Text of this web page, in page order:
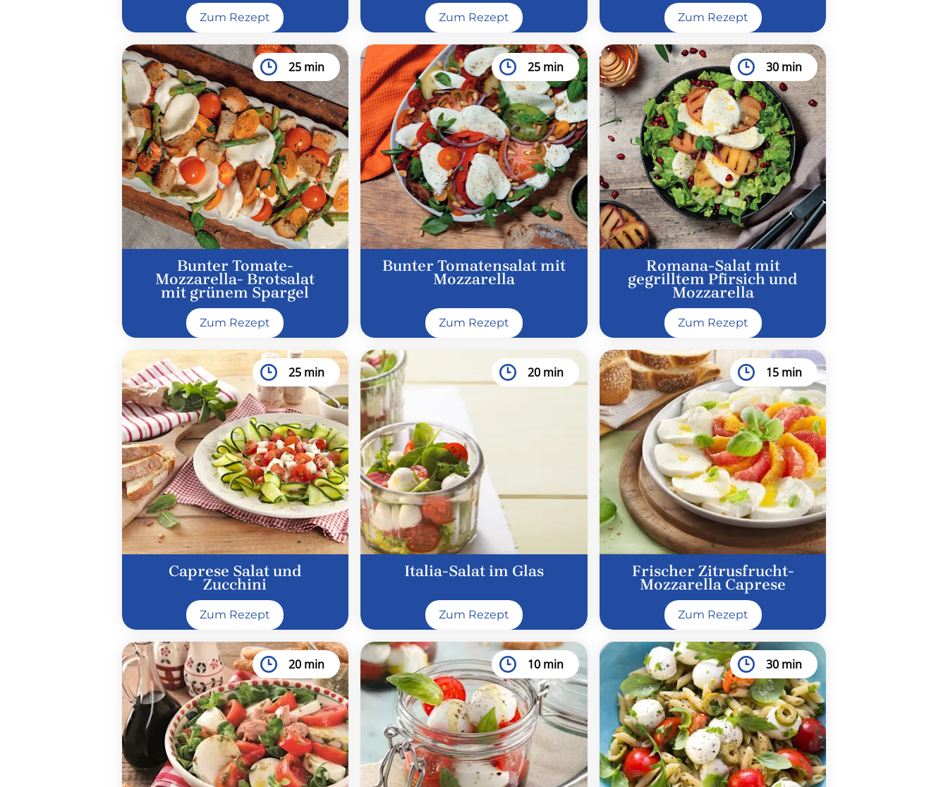
Zum Rezept Zum Rezept Zum Rezept
25 min
Bunter Tomate-
Mozzarella- Brotsalat
mit grünem Spargel
Zum Rezept
25 min
Bunter Tomatensalat mit
Mozzarella
Zum Rezept
30 min
Romana-Salat mit
gegrilltem Pfirsich und
Mozzarella
Zum Rezept
25 min
Caprese Salat und
Zucchini
Zum Rezept
20 min
Italia-Salat im Glas
Zum Rezept
15 min
Frischer Zitrusfrucht-
Mozzarella Caprese
Zum Rezept
20 min 10 min 30 min